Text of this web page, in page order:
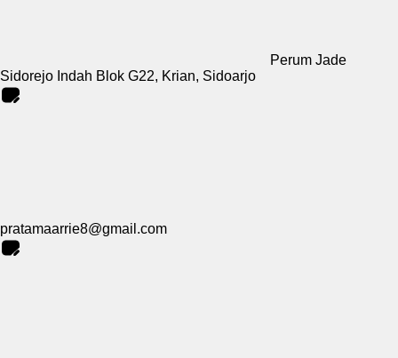
Perum Jade
Sidorejo Indah Blok G22, Krian, Sidoarjo
pratamaarrie8@gmail.com